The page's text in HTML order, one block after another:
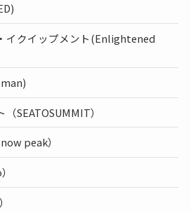
イクイップメント(Enlightened
SEATOSUMMIT）
peak）